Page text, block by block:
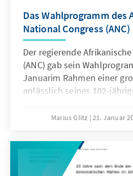
Das Wahlprogramm des
National Congress (ANC)
Der regierende
(ANC) gab sein
Januarim Rahmen einer
anlässlich seines 102-
Provinz bekannt. Das
Südafrika vorwärts“
South Africaforward“).
Marius Glitz 21. Januar